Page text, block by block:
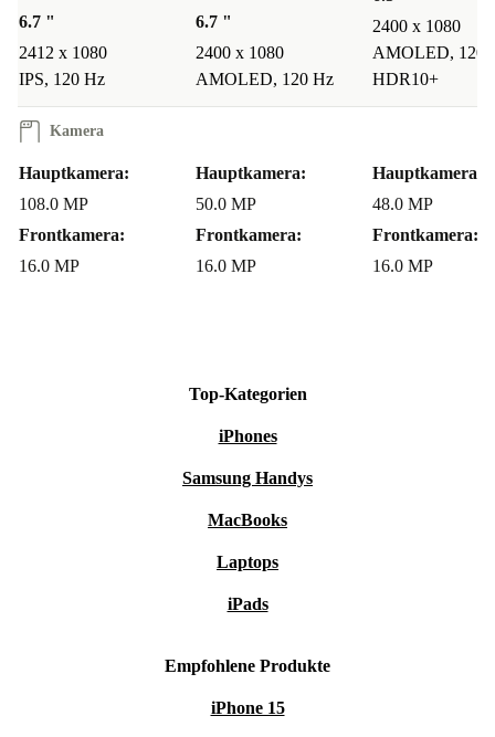
6.7 "
2412 x 1080
IPS, 120 Hz
6.7 "
2400 x 1080
AMOLED, 120 Hz
2400 x 1080
AMOLED, 120
HDR10+
Kamera
Hauptkamera:
108.0 MP
Frontkamera:
16.0 MP
Hauptkamera:
50.0 MP
Frontkamera:
16.0 MP
Hauptkamera:
48.0 MP
Frontkamera:
16.0 MP
Top-Kategorien
iPhones
Samsung Handys
MacBooks
Laptops
iPads
Empfohlene Produkte
iPhone 15